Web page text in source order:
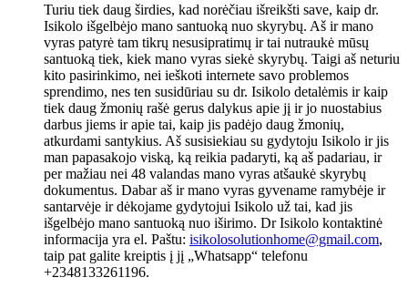
Turiu tiek daug širdies, kad norėčiau išreikšti save, kaip dr.
Isikolo išgelbėjo mano santuoką nuo skyrybų. Aš ir mano
vyras patyrė tam tikrų nesusipratimų ir tai nutraukė mūsų
santuoką tiek, kiek mano vyras siekė skyrybų. Taigi aš neturiu
kito pasirinkimo, nei ieškoti internete savo problemos
sprendimo, nes ten susidūriau su dr. Isikolo detalėmis ir kaip
tiek daug žmonių rašė gerus dalykus apie jį ir jo nuostabius
darbus jiems ir apie tai, kaip jis padėjo daug žmonių,
atkurdami santykius. Aš susisiekiau su gydytoju Isikolo ir jis
man papasakojo viską, ką reikia padaryti, ką aš padariau, ir
per mažiau nei 48 valandas mano vyras atšaukė skyrybų
dokumentus. Dabar aš ir mano vyras gyvename ramybėje ir
santarvėje ir dėkojame gydytojui Isikolo už tai, kad jis
išgelbėjo mano santuoką nuo iširimo. Dr Isikolo kontaktinė
informacija yra el. Paštu: isikolosolutionhome@gmail.com,
taip pat galite kreiptis į jį „Whatsapp“ telefonu
+2348133261196.